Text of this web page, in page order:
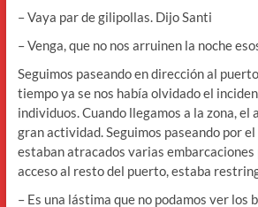
– Vaya par de gilipollas. Dijo Santi
– Venga, que no nos arruinen la noche
Seguimos paseando en dirección al
tiempo ya se nos había olvidado el
individuos. Cuando llegamos a la zona, el
gran actividad. Seguimos paseando por
estaban atracados varias embarcaciones
acceso al resto del puerto, estaba
– Es una lástima que no podamos ver los